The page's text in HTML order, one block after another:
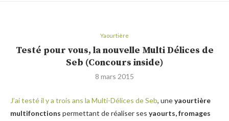
Yaourtière
Testé pour vous, la nouvelle Multi Délices de
Seb (Concours inside)
8 mars 2015
J’ai testé il y a trois ans la Multi-Délices de Seb, uneyaourtière
multifonctions permettant de réaliser ses yaourts, fromages